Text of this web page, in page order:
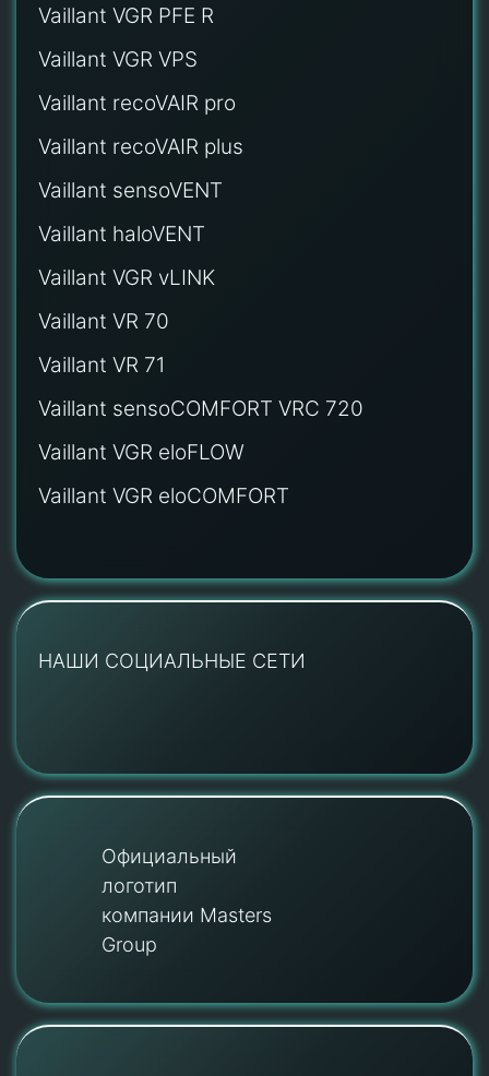
Vaillant VGR PFE R
Vaillant VGR VPS
Vaillant recoVAIR pro
Vaillant recoVAIR plus
Vaillant sensoVENT
Vaillant haloVENT
Vaillant VGR vLINK
Vaillant VR 70
Vaillant VR 71
Vaillant sensoCOMFORT VRC 720
Vaillant VGR eloFLOW
Vaillant VGR eloCOMFORT
НАШИ СОЦИАЛЬНЫЕ СЕТИ
Официальный
логотип
компании Masters
Group